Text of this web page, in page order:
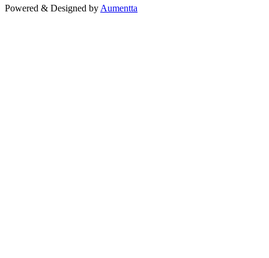
Powered & Designed byAumentta